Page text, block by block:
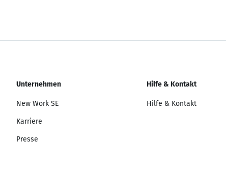
Unternehmen
New Work SE
Karriere
Presse
Hilfe & Kontakt
Hilfe & Kontakt